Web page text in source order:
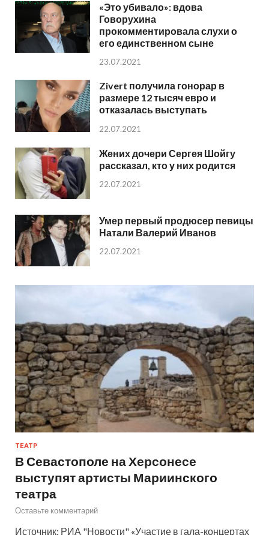
«Это убивало»: вдова
Говорухина
прокомментировала слухи о
его единственном сыне
23.07.2021
Zivert получила гонорар в
размере 12 тысяч евро и
отказалась выступать
22.07.2021
Жених дочери Сергея Шойгу
рассказал, кто у них родится
22.07.2021
Умер первый продюсер певицы
Натали Валерий Иванов
22.07.2021
ТЕАТР
В Севастополе на Херсонесе
выступят артисты Мариинского
театра
Оставьте комментарий
Источник: РИА "Новости" «Участие в гала-концертах